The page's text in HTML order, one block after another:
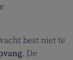
best niet te
. De